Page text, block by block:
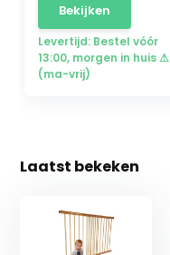
Bekijken
Levertijd: Bestel vóór
13:00, morgen in huis ⚠
(ma-vrij)
Laatst bekeken